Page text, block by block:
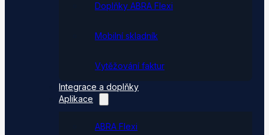
Doplňky ABRA Flexi
Mobilní skladník
Vytěžování faktur
Integrace a doplňky
Aplikace
ABRA Flexi